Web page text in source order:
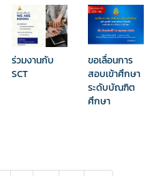
ร่วมงานกับ
SCT
ขอเลื่อนการ
สอบเข้าศึกษา
ระดับบัณฑิต
ศึกษา